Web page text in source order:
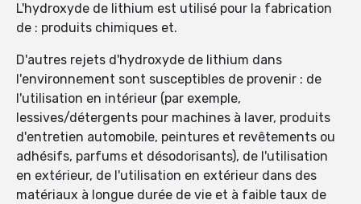
L'hydroxyde de lithium est utilisé pour la fabrication
de : produits chimiques et.
D'autres rejets d'hydroxyde de lithium dans
l'environnement sont susceptibles de provenir : de
l'utilisation en intérieur (par exemple,
lessives/détergents pour machines à laver, produits
d'entretien automobile, peintures et revêtements ou
adhésifs, parfums et désodorisants), de l'utilisation
en extérieur, de l'utilisation en extérieur dans des
matériaux à longue durée de vie et à faible taux de